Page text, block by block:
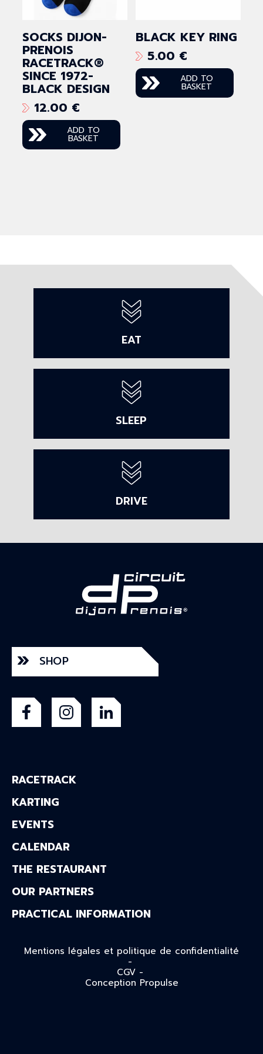
chosen
on
the
product
page
chosen
on
the
product
SOCKS DIJON-
PRENOIS
RACETRACK®
SINCE 1972-
BLACK DESIGN
12.00 €
ADD TO
BASKET
BLACK KEY RING
5.00 €
ADD TO
BASKET
EAT
SLEEP
DRIVE
SHOP
RACETRACK
KARTING
EVENTS
CALENDAR
THE RESTAURANT
OUR PARTNERS
PRACTICAL INFORMATION
Mentions légales et politique de confidentialité
-
CGV -
Conception Propulse